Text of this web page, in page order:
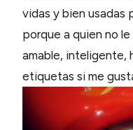
vidas y bien usadas
porque a quien no le
amable, inteligente,
etiquetas si me